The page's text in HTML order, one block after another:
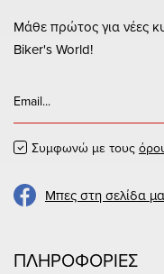
Μάθε πρώτος για νέες
Biker's World!
Συμφωνώ με τους
Μπες στη σελίδα
ΠΛΗΡΟΦΟΡΙΕΣ